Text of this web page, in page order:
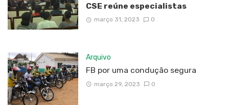
CSE reúne especialistas
março 31, 2023 0
Arquivo
FB por uma condução segura
março 29, 2023 0